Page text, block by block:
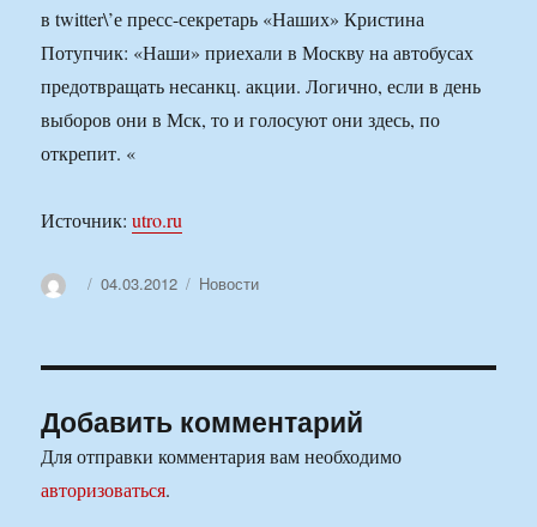
в twitter\’е пресс-секретарь «Наших» Кристина
Потупчик: «Наши» приехали в Москву на автобусах
предотвращать несанкц. акции. Логично, если в день
выборов они в Мск, то и голосуют они здесь, по
открепит. «
Источник:utro.ru
АвторОпубликовано
04.03.2012 Рубрики
Новости
Добавить комментарий
Для отправки комментария вам необходимо
авторизоваться.